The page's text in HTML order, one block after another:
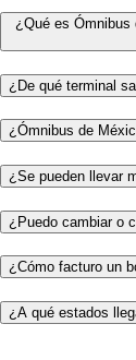
¿Qué es
¿De qué terminal
¿Ómnibus de
¿Se pueden llevar
¿Puedo cambiar o
¿Cómo facturo un
¿A qué estados